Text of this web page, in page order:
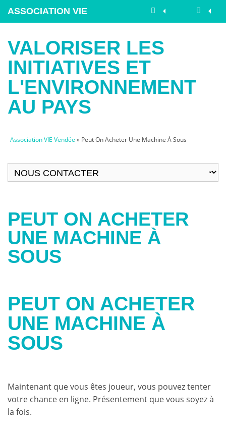
ASSOCIATION VIE
VALORISER LES
INITIATIVES ET
L'ENVIRONNEMENT
AU PAYS
Association VIE Vendée » Peut On Acheter Une Machine À Sous
PEUT ON ACHETER
UNE MACHINE À
SOUS
PEUT ON ACHETER
UNE MACHINE À
SOUS
Maintenant que vous êtes joueur, vous pouvez tenter
votre chance en ligne. Présentement que vous soyez à
la fois.